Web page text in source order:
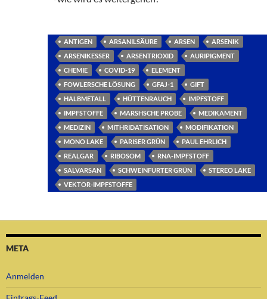
ANTIGEN ARSANILSÄURE ARSEN
ARSENIK
ARSENIKESSER
ARSENTRIOXID
AURIPIGMENT
CHEMIE
COVID-19
ELEMENT
FOWLERSCHE LÖSUNG
GFAJ-1
GIFT
HALBMETALL
HÜTTENRAUCH
IMPFSTOFF
IMPFSTOFFE
MARSHSCHE PROBE
MEDIKAMENT
MEDIZIN
MITHRIDATISATION
MODIFIKATION
MONO LAKE
PARISER GRÜN
PAUL EHRLICH
REALGAR
RIBOSOM
RNA-IMPFSTOFF
SALVARSAN
SCHWEINFURTER GRÜN
STEREO LAKE
VEKTOR-IMPFSTOFFE
META
Anmelden